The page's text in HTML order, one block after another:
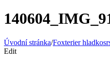
Úvodní stránka/Foxterier
Edit